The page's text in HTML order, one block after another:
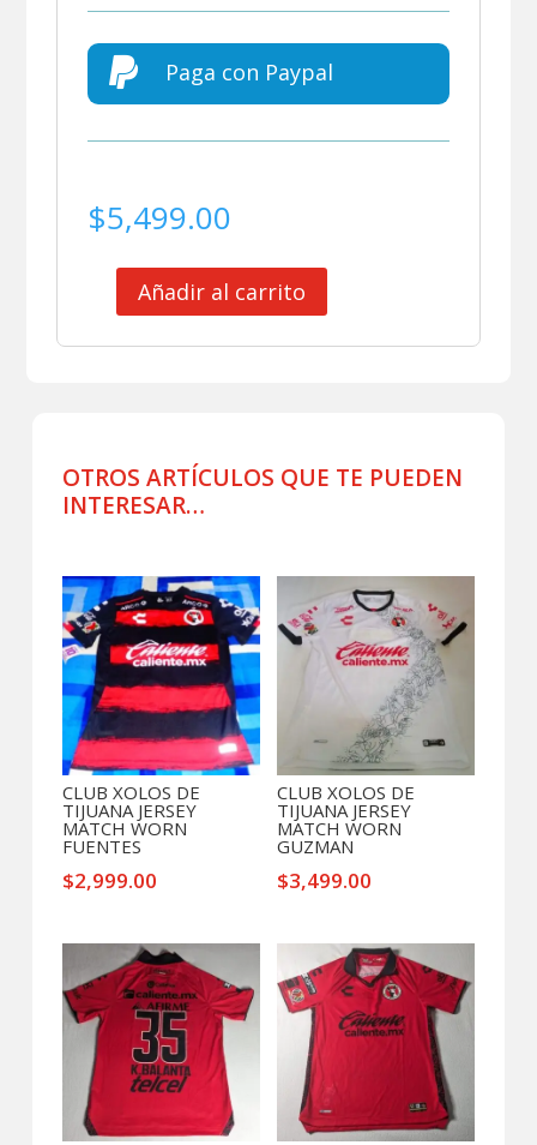
 Paga con Paypal
$5,499.00
WORN
KALINSKI
MAMA
cantidad
Añadir al carrito
OTROS ARTÍCULOS QUE TE PUEDEN
INTERESAR…
CLUB XOLOS DE
TIJUANA JERSEY
MATCH WORN
FUENTES
$2,999.00
CLUB XOLOS DE
TIJUANA JERSEY
MATCH WORN
GUZMAN
$3,499.00